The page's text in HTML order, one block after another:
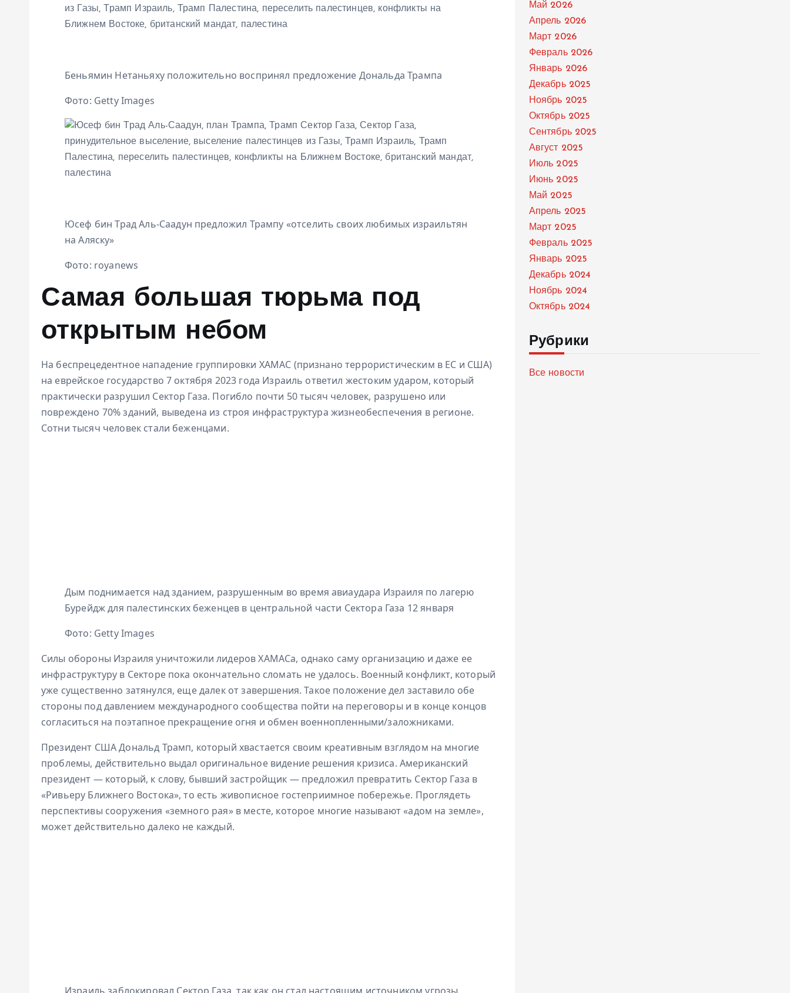
Беньямин Нетаньяху положительно воспринял предложение Дональда Трампа
Фото: Getty Images
Юсеф бин Трад Аль-Саадун предложил Трампу «отселить своих любимых израильтян
на Аляску»
Фото: royanews
Самая большая тюрьма под
открытым небом
На беспрецедентное нападение группировки ХАМАС (признано террористическим в ЕС и США)
на еврейское государство 7 октября 2023 года Израиль ответил жестоким ударом, который
практически разрушил Сектор Газа. Погибло почти 50 тысяч человек, разрушено или
повреждено 70% зданий, выведена из строя инфраструктура жизнеобеспечения в регионе.
Сотни тысяч человек стали беженцами.
Дым поднимается над зданием, разрушенным во время авиаудара Израиля по лагерю
Бурейдж для палестинских беженцев в центральной части Сектора Газа 12 января
Фото: Getty Images
Силы обороны Израиля уничтожили лидеров ХАМАСа, однако саму организацию и даже ее
инфраструктуру в Секторе пока окончательно сломать не удалось. Военный конфликт, который
уже существенно затянулся, еще далек от завершения. Такое положение дел заставило обе
стороны под давлением международного сообщества пойти на переговоры и в конце концов
согласиться на поэтапное прекращение огня и обмен военнопленными/заложниками.
Президент США Дональд Трамп, который хвастается своим креативным взглядом на многие
проблемы, действительно выдал оригинальное видение решения кризиса. Американский
президент — который, к слову, бывший застройщик — предложил превратить Сектор Газа в
«Ривьеру Ближнего Востока», то есть живописное гостеприимное побережье. Проглядеть
перспективы сооружения «земного рая» в месте, которое многие называют «адом на земле»,
может действительно далеко не каждый.
Май 2026
Апрель 2026
Март 2026
Февраль 2026
Январь 2026
Декабрь 2025
Ноябрь 2025
Октябрь 2025
Сентябрь 2025
Август 2025
Июль 2025
Июнь 2025
Май 2025
Апрель 2025
Март 2025
Февраль 2025
Январь 2025
Декабрь 2024
Ноябрь 2024
Октябрь 2024
Рубрики
Все новости